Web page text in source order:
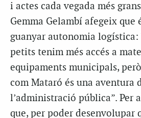
i actes cada vegada més
Gemma Gelambí afegeix
guanyar autonomia logística:
petits tenim més accés a
equipaments municipals,
com Mataró és una aventura
l’administració pública”. Per
que, per poder desenvolupar